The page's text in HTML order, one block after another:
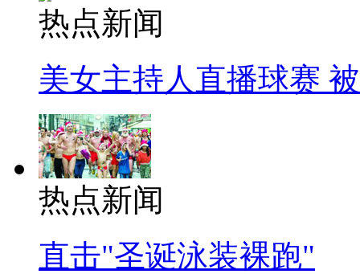
热点新闻
美女主持人直播球赛
热点新闻
直击"圣诞泳装裸跑"